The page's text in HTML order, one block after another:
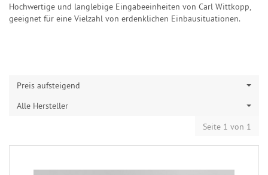
Hochwertige und langlebige Eingabeeinheiten von Carl Wittkopp,
geeignet für eine Vielzahl von erdenklichen Einbausituationen.
Preis aufsteigend
Alle Hersteller
Seite 1 von 1